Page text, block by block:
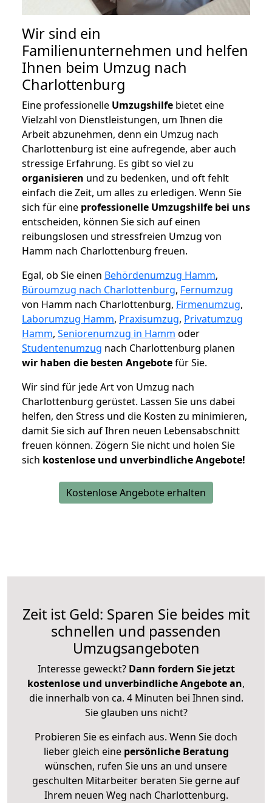
Wir sind ein
Familienunternehmen und helfen
Ihnen beim Umzug nach
Charlottenburg
Eine professionelle Umzugshilfe bietet eine
Vielzahl von Dienstleistungen, um Ihnen die
Arbeit abzunehmen, denn ein Umzug nach
Charlottenburg ist eine aufregende, aber auch
stressige Erfahrung. Es gibt so viel zu
organisieren und zu bedenken, und oft fehlt
einfach die Zeit, um alles zu erledigen. Wenn Sie
sich für eine professionelle Umzugshilfe bei uns
entscheiden, können Sie sich auf einen
reibungslosen und stressfreien Umzug von
Hamm nach Charlottenburg freuen.
Egal, ob Sie einen Behördenumzug Hamm,
Büroumzug nach Charlottenburg, Fernumzug
von Hamm nach Charlottenburg, Firmenumzug,
Laborumzug Hamm, Praxisumzug, Privatumzug
Hamm, Seniorenumzug in Hamm oder
Studentenumzug nach Charlottenburg planen
wir haben die besten Angebotefür Sie.
Wir sind für jede Art von Umzug nach
Charlottenburg gerüstet. Lassen Sie uns dabei
helfen, den Stress und die Kosten zu minimieren,
damit Sie sich auf Ihren neuen Lebensabschnitt
freuen können. Zögern Sie nicht und holen Sie
sich kostenlose und unverbindliche Angebote!
Kostenlose Angebote erhalten
Zeit ist Geld: Sparen Sie beides mit
schnellen und passenden
Umzugsangeboten
Interesse geweckt? Dann fordern Sie jetzt
kostenlose und unverbindliche Angebote an,
die innerhalb von ca. 4 Minuten bei Ihnen sind.
Sie glauben uns nicht?
Probieren Sie es einfach aus. Wenn Sie doch
lieber gleich eine persönliche Beratung
wünschen, rufen Sie uns an und unsere
geschulten Mitarbeiter beraten Sie gerne auf
Ihrem neuen Weg nach Charlottenburg.